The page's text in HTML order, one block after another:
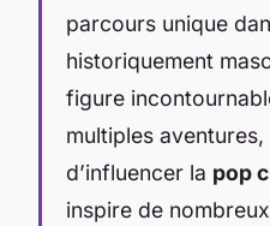
parcours unique
historiquement
figure
multiples
d’influencer la pop
inspire de